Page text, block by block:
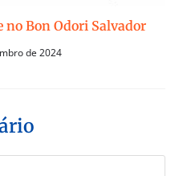
Bon Odori Salvador
de 2024